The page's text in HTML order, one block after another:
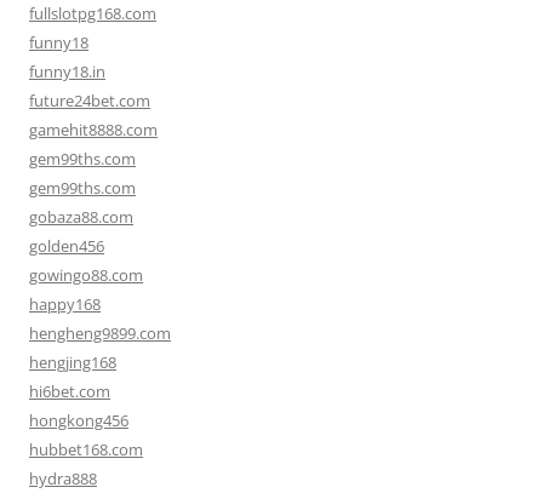
fullslotpg168.com
funny18
funny18.in
future24bet.com
gamehit8888.com
gem99ths.com
gem99ths.com
gobaza88.com
golden456
gowingo88.com
happy168
hengheng9899.com
hengjing168
hi6bet.com
hongkong456
hubbet168.com
hydra888